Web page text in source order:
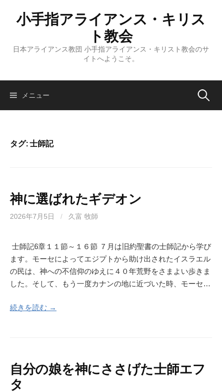
ス
小手指アライアンス・キリス
ト教会
日本アライアンス教団 小手指アライアンス・キリスト教会のサ
イトへようこそ。
メニュー 検
タグ:士師記
神に選ばれたギデオン
2026年7月5日 / 久富 牧師
士師記6章１１節～１６節 ７月は旧約聖書の士師記から学び
ます。モーセによってエジプトから助け出されたイスラエル
の民は、神への不信仰のゆえに４０年荒野をさまよい歩きま
した。そして、もう一度カナンの地に近づいた時、モーセ…
続きを読む →
自分の娘を神にささげた士師エフ
タ